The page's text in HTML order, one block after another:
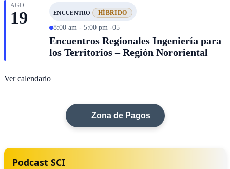
AGO
19 ENCUENTRO HÍBRIDO
8:00 am - 5:00 pm -05
Encuentros Regionales Ingeniería para
los Territorios – Región Nororiental
Ver calendario
Zona de Pagos
Podcast SCI